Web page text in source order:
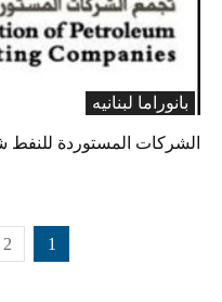
بانوراما لبنانیه
الشركات المستوردة
1
2